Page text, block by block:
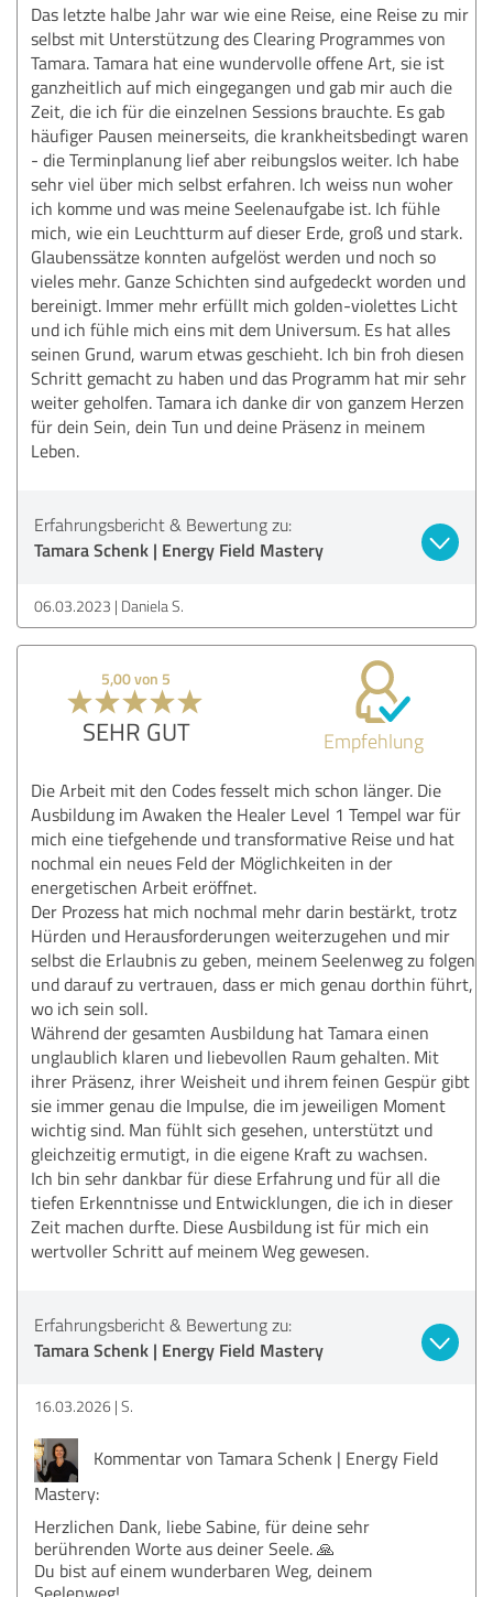
Das letzte halbe Jahr war wie eine Reise, eine Reise zu mir
selbst mit Unterstützung des Clearing Programmes von
Tamara. Tamara hat eine wundervolle offene Art, sie ist
ganzheitlich auf mich eingegangen und gab mir auch die
Zeit, die ich für die einzelnen Sessions brauchte. Es gab
häufiger Pausen meinerseits, die krankheitsbedingt waren
- die Terminplanung lief aber reibungslos weiter. Ich habe
sehr viel über mich selbst erfahren. Ich weiss nun woher
ich komme und was meine Seelenaufgabe ist. Ich fühle
mich, wie ein Leuchtturm auf dieser Erde, groß und stark.
Glaubenssätze konnten aufgelöst werden und noch so
vieles mehr. Ganze Schichten sind aufgedeckt worden und
bereinigt. Immer mehr erfüllt mich golden-violettes Licht
und ich fühle mich eins mit dem Universum. Es hat alles
seinen Grund, warum etwas geschieht. Ich bin froh diesen
Schritt gemacht zu haben und das Programm hat mir sehr
weiter geholfen. Tamara ich danke dir von ganzem Herzen
für dein Sein, dein Tun und deine Präsenz in meinem
Leben.
Erfahrungsbericht & Bewertung zu:
Tamara Schenk | Energy Field Mastery
06.03.2023 Daniela S.
5,00 von 5
SEHR GUT Empfehlung
Die Arbeit mit den Codes fesselt mich schon länger. Die
Ausbildung im Awaken the Healer Level 1 Tempel war für
mich eine tiefgehende und transformative Reise und hat
nochmal ein neues Feld der Möglichkeiten in der
energetischen Arbeit eröffnet.
Der Prozess hat mich nochmal mehr darin bestärkt, trotz
Hürden und Herausforderungen weiterzugehen und mir
selbst die Erlaubnis zu geben, meinem Seelenweg zu folgen
und darauf zu vertrauen, dass er mich genau dorthin führt,
wo ich sein soll.
Während der gesamten Ausbildung hat Tamara einen
unglaublich klaren und liebevollen Raum gehalten. Mit
ihrer Präsenz, ihrer Weisheit und ihrem feinen Gespür gibt
sie immer genau die Impulse, die im jeweiligen Moment
wichtig sind. Man fühlt sich gesehen, unterstützt und
gleichzeitig ermutigt, in die eigene Kraft zu wachsen.
Ich bin sehr dankbar für diese Erfahrung und für all die
tiefen Erkenntnisse und Entwicklungen, die ich in dieser
Zeit machen durfte. Diese Ausbildung ist für mich ein
wertvoller Schritt auf meinem Weg gewesen.
Erfahrungsbericht & Bewertung zu:
Tamara Schenk | Energy Field Mastery
16.03.2026 S.
Kommentar von Tamara Schenk | Energy Field
Mastery:
Herzlichen Dank, liebe Sabine, für deine sehr
berührenden Worte aus deiner Seele. 🙏
Du bist auf einem wunderbaren Weg, deinem